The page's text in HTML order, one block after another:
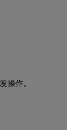
操作。